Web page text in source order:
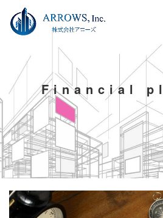
Fina n cia l p l